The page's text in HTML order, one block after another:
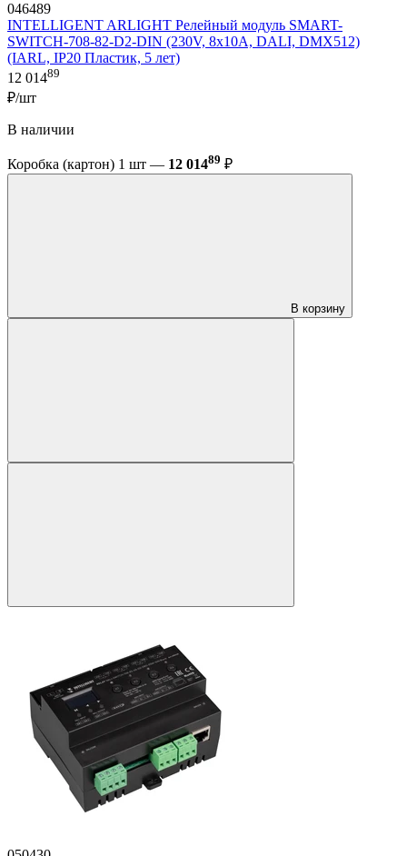
046489
INTELLIGENT ARLIGHT Релейный модуль SMART-
SWITCH-708-82-D2-DIN (230V, 8x10A, DALI, DMX512)
(IARL, IP20 Пластик, 5 лет)
12 01489
₽/шт
В наличии
Коробка (картон) 1 шт — 12 01489 ₽
В корзину